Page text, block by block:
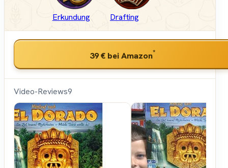
Erkundung Drafting
39 € bei Amazon*
Video-Reviews9
Hunter &
Cron -
Brettspiele